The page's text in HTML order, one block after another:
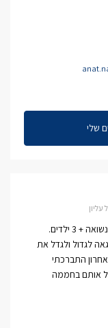
שלי
שמי דליה חדד , נשואה + 3 ילדים.
לגדול ולגדל את
התברכתי
אותם בחממה